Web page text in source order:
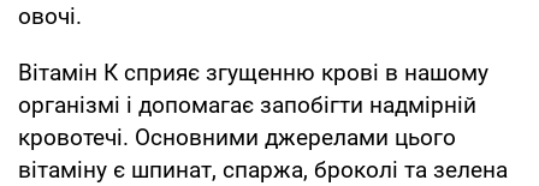
овочі.
Вітамін К сприяє згущенню крові в нашому
організмі і допомагає запобігти надмірній
кровотечі. Основними джерелами цього
вітаміну є шпинат, спаржа, броколі та зелена